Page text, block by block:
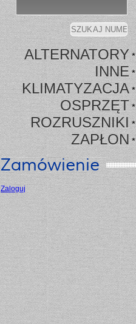
ALTERNATORY*
INNE*
KLIMATYZACJA*
OSPRZĘT*
ROZRUSZNIKI*
ZAPŁON*
Zamówienie
Zaloguj